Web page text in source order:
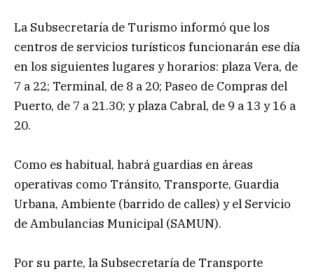
La Subsecretaría de Turismo informó que los
centros de servicios turísticos funcionarán ese día
en los siguientes lugares y horarios: plaza Vera, de
7 a 22; Terminal, de 8 a 20; Paseo de Compras del
Puerto, de 7 a 21.30; y plaza Cabral, de 9 a 13 y 16 a
20.
Como es habitual, habrá guardias en áreas
operativas como Tránsito, Transporte, Guardia
Urbana, Ambiente (barrido de calles) y el Servicio
de Ambulancias Municipal (SAMUN).
Por su parte, la Subsecretaría de Transporte